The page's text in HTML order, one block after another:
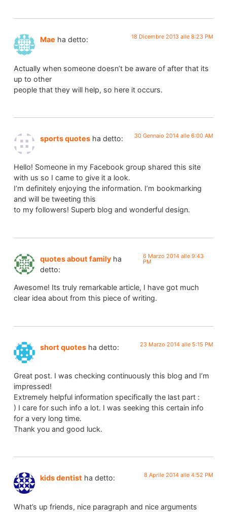
Mae ha detto: 18 Dicembre 2013 alle 8:23 PM
Actually when someone doesn’t be aware of after that its
up to other
people that they will help, so here it occurs.
sports quotes ha detto: 30 Gennaio 2014 alle 6:00 AM
Hello! Someone in my Facebook group shared this site
with us so I came to give it a look.
I’m definitely enjoying the information. I’m bookmarking
and will be tweeting this
to my followers! Superb blog and wonderful design.
quotes about family ha
detto:
6 Marzo 2014 alle 9:43
PM
Awesome! Its truly remarkable article, I have got much
clear idea about from this piece of writing.
short quotes ha detto: 23 Marzo 2014 alle 5:15 PM
Great post. I was checking continuously this blog and I’m
impressed!
Extremely helpful information specifically the last part :
) I care for such info a lot. I was seeking this certain info
for a very long time.
Thank you and good luck.
kids dentist ha detto: 8 Aprile 2014 alle 4:52 PM
What’s up friends, nice paragraph and nice arguments